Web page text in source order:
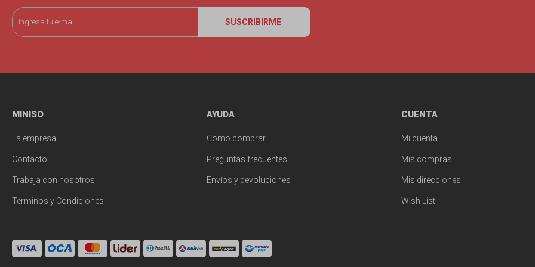
SUSCRIBIRME
MINISO
La empresa
Contacto
Trabaja con nosotros
Terminos y Condiciones
AYUDA
Como comprar
Preguntas frecuentes
Envíos y devoluciones
CUENTA
Mi cuenta
Mis compras
Mis direcciones
Wish List